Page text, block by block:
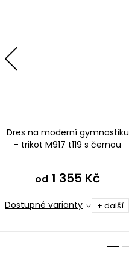
Dres na moderní gymnastiku
- trikot M917 t119 s černou
od 1 355 Kč
Dostupné varianty + další